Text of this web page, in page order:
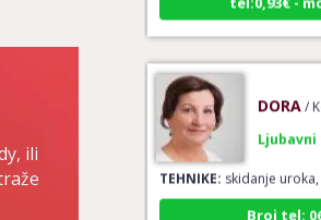
ili
TEHNIKE:skidanje uroka,
Broj tel: